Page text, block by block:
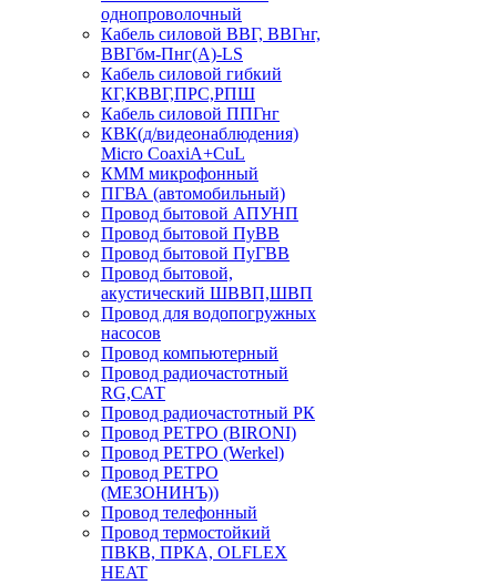
однопроволочный
Кабель силовой ВВГ, ВВГнг,
ВВГбм-Пнг(А)-LS
Кабель силовой гибкий
КГ,КВВГ,ПРС,РПШ
Кабель силовой ППГнг
КВК(д/видеонаблюдения)
Micro CoaxiA+CuL
КММ микрофонный
ПГВА (автомобильный)
Провод бытовой АПУНП
Провод бытовой ПуВВ
Провод бытовой ПуГВВ
Провод бытовой,
акустический ШВВП,ШВП
Провод для водопогружных
насосов
Провод компьютерный
Провод радиочастотный
RG,САТ
Провод радиочастотный РК
Провод РЕТРО (BIRONI)
Провод РЕТРО (Werkel)
Провод РЕТРО
(МЕЗОНИНЪ))
Провод телефонный
Провод термостойкий
ПВКВ, ПРКА, OLFLEX
HEAT